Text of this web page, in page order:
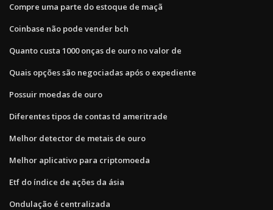
Compre uma parte do estoque de maçã
Coinbase não pode vender bch
Quanto custa 1000 onças de ouro no valor de
Quais opções são negociadas após o expediente
Possuir moedas de ouro
Diferentes tipos de contas td ameritrade
Melhor detector de metais de ouro
Melhor aplicativo para criptomoeda
Etf do índice de ações da ásia
Ondulação é centralizada